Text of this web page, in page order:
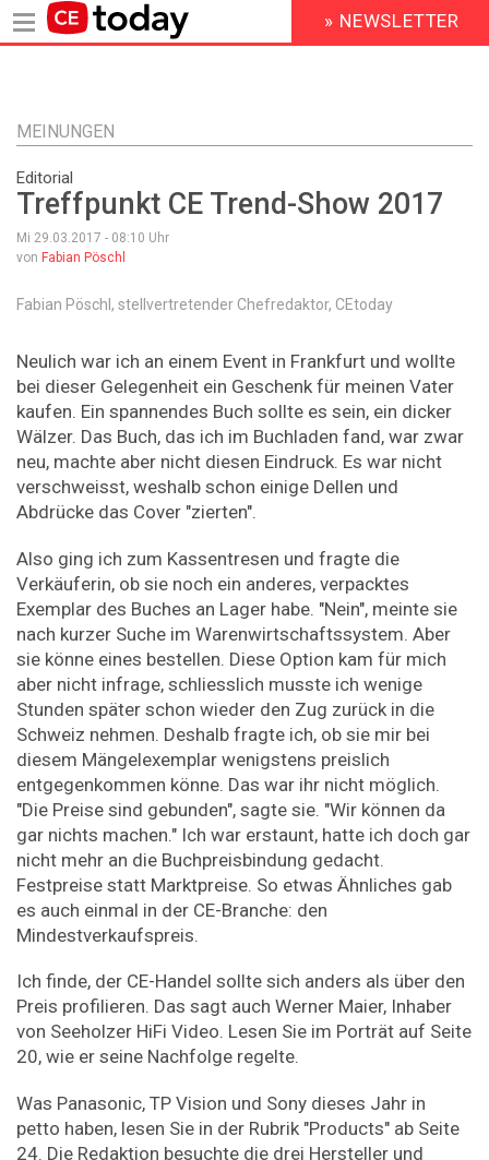
Inhalt
HEADER
MENU
» NEWSLETTER
MEINUNGEN
Editorial
Treffpunkt CE Trend-Show 2017
Mi 29.03.2017 - 08:10 Uhr
von Fabian Pöschl
Fabian Pöschl, stellvertretender Chefredaktor, CEtoday
Neulich war ich an einem Event in Frankfurt und wollte
bei dieser Gelegenheit ein Geschenk für meinen Vater
kaufen. Ein spannendes Buch sollte es sein, ein dicker
Wälzer. Das Buch, das ich im Buchladen fand, war zwar
neu, machte aber nicht diesen Eindruck. Es war nicht
verschweisst, weshalb schon einige Dellen und
Abdrücke das Cover "zierten".
Also ging ich zum Kassentresen und fragte die
Verkäuferin, ob sie noch ein anderes, verpacktes
Exemplar des Buches an Lager habe. "Nein", meinte sie
nach ­kurzer Suche im Warenwirtschaftssystem. Aber
sie könne eines bestellen. Diese Option kam für mich
aber nicht ­infrage, schliesslich musste ich wenige
Stunden später schon ­wieder den Zug zurück in die
Schweiz nehmen. Deshalb fragte ich, ob sie mir bei
diesem Mängelexemplar ­wenigstens preislich
entgegenkommen könne. Das war ihr nicht möglich.
"Die Preise sind gebunden", sagte sie. "Wir können da
gar nichts machen." Ich war ­erstaunt, hatte ich doch gar
nicht mehr an die Buchpreisbindung gedacht.
Festpreise statt Marktpreise. So etwas Ähnliches gab
es auch einmal in der CE-Branche: den
Mindestverkaufspreis.
Ich finde, der CE-Handel sollte sich anders als über den
Preis profilieren. Das sagt auch Werner Maier, Inhaber
von Seeholzer HiFi Video. Lesen Sie im Porträt auf Seite
20, wie er seine Nachfolge regelte.
Was Panasonic, TP Vision und Sony dieses Jahr in
petto haben, lesen Sie in der Rubrik "Products" ab Seite
24. Die Redaktion besuchte die drei Hersteller und